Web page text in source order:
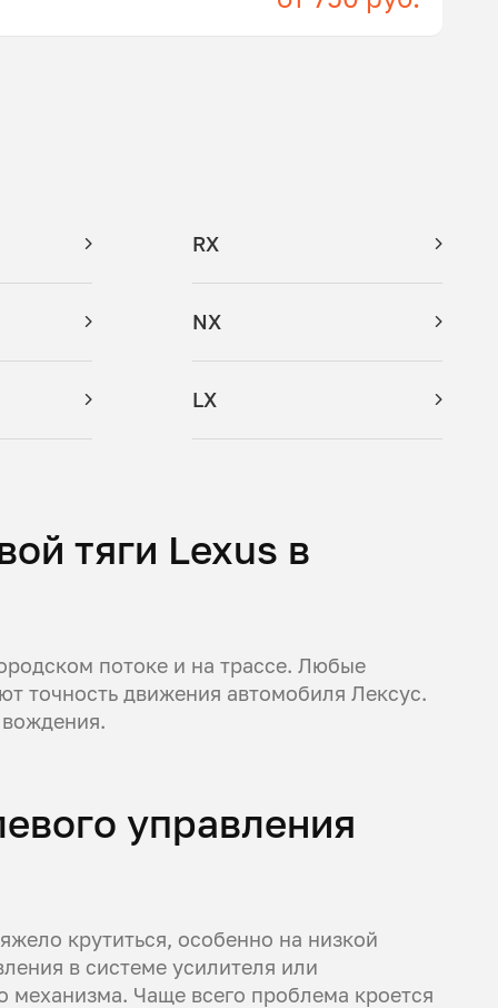
RX
NX
LX
тяги Lexus в
потоке и на трассе. Любые
точность движения автомобиля Лексус.
управления
крутиться, особенно на низкой
в системе усилителя или
механизма. Чаще всего проблема кроется